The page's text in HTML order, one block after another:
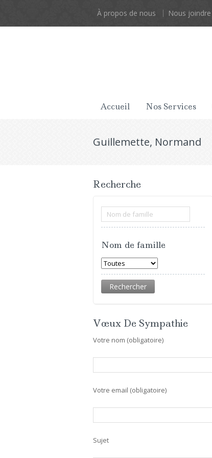
À propos de nous Nous joindre
Accueil Nos Services
Guillemette, Normand
Recherche
Nom de famille
Vœux De Sympathie
Votre nom (obligatoire)
Votre email (obligatoire)
Sujet